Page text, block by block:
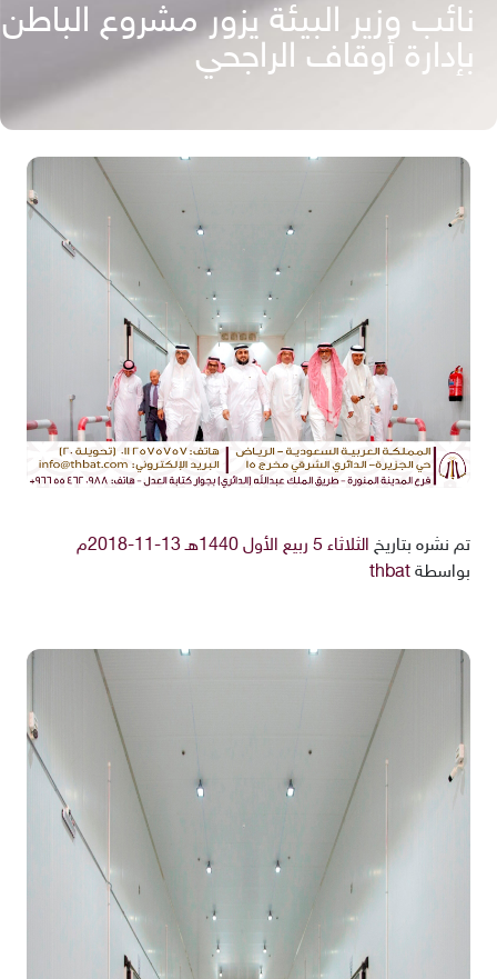
نائب وزير البيئة يزور مشروع الباطن
بإدارة أوقاف الراجحي
تم نشره بتاريخ الثلاثاء 5 ربيع الأول 1440هـ 13-11-2018م
بواسطة thbat